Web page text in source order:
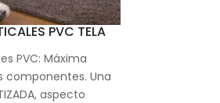
PVC TELA
PVC: Máxima
componentes. Una
aspecto